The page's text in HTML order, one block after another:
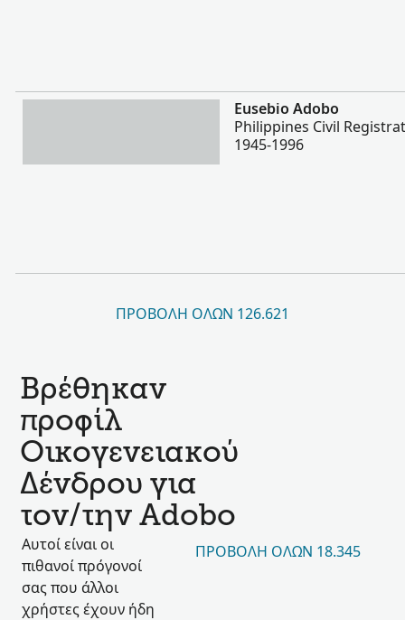
Περισσότερα
Eusebio Adobo
Philippines Civil
1945-1996
ΠΡΟΒΟΛΉ ΌΛΩΝ 126.621
Βρέθηκαν
προφίλ
Οικογενειακού
Δένδρου για
τον/την Adobo
Αυτοί είναι οι
πιθανοί πρόγονοί
σας που άλλοι
χρήστες έχουν ήδη
ΠΡΟΒΟΛΉ ΌΛΩΝ 18.345